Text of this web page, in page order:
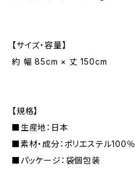
【サイズ・容量】
約 幅 85cm × 丈 150cm
【規格】
■生産地：日本
■素材・成分：ポリエステル100％
■パッケージ：袋個包装